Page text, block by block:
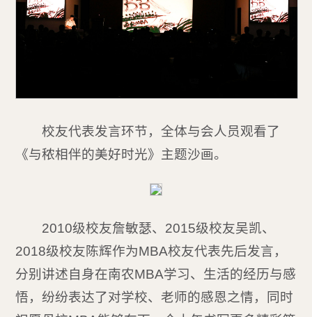
校友代表发言环节，全体与会人员观看了
《与秾相伴的美好时光》主题沙画。
2010级校友詹敏瑟、2015级校友吴凯、
2018级校友陈辉作为MBA校友代表先后发言，
分别讲述自身在南农MBA学习、生活的经历与感
悟，纷纷表达了对学校、老师的感恩之情，同时